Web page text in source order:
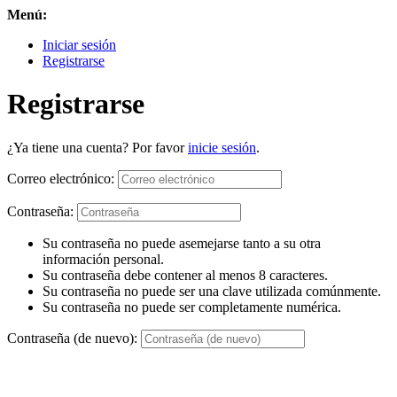
Menú:
Iniciar sesión
Registrarse
Registrarse
¿Ya tiene una cuenta? Por favorinicie sesión.
Correo electrónico:
Contraseña:
Su contraseña no puede asemejarse tanto a su otra
información personal.
Su contraseña debe contener al menos 8 caracteres.
Su contraseña no puede ser una clave utilizada comúnmente.
Su contraseña no puede ser completamente numérica.
Contraseña (de nuevo):